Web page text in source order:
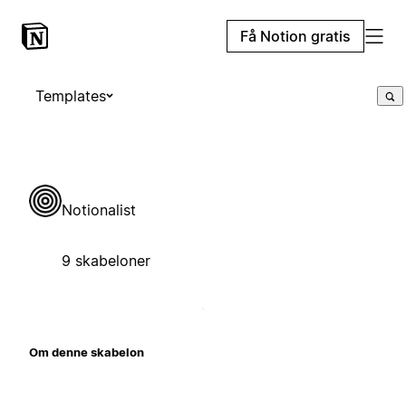
Få Notion gratis
Templates
Notionalist
9 skabeloner
Om denne skabelon